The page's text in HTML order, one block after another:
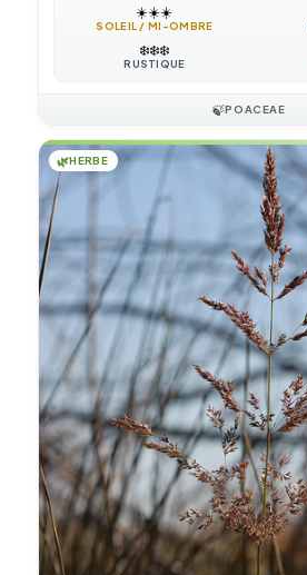
☀️☀️☀️
SOLEIL / MI-OMBRE
❄️❄️❄️
RUSTIQUE
🍃POACEAE
🌿HERBE